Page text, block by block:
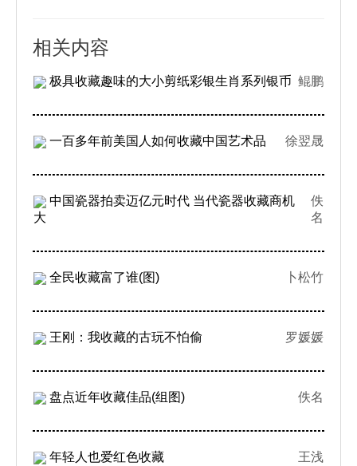
相关内容
极具收藏趣味的大小剪纸彩银生肖系列银币 鲲鹏
一百多年前美国人如何收藏中国艺术品 徐翌晟
中国瓷器拍卖迈亿元时代 当代瓷器收藏商机
大
佚
名
全民收藏富了谁(图) 卜松竹
王刚：我收藏的古玩不怕偷 罗媛媛
盘点近年收藏佳品(组图) 佚名
年轻人也爱红色收藏 王浅